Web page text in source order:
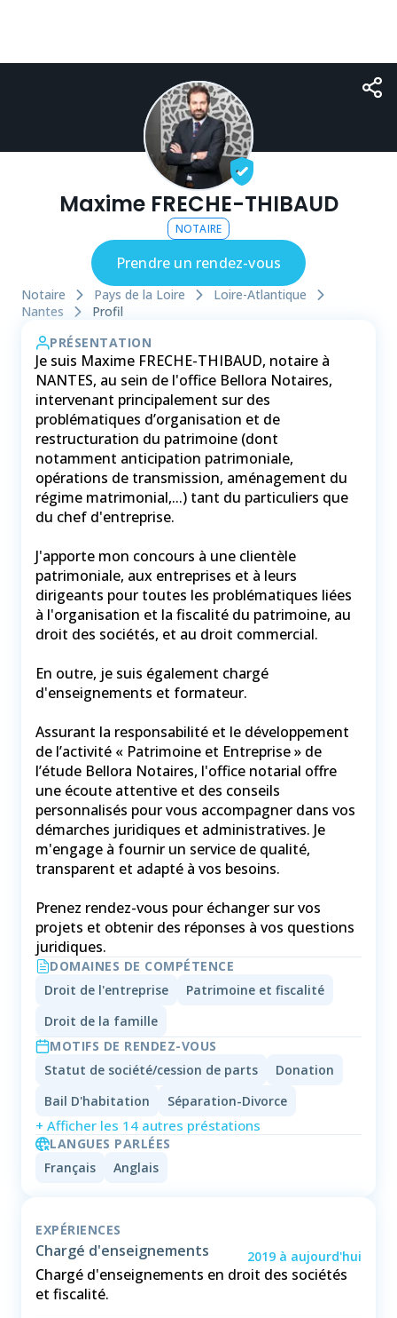
Maxime FRECHE-THIBAUD
NOTAIRE
Prendre un rendez-vous
Notaire Pays de la Loire
Loire-Atlantique
Nantes
Profil
PRÉSENTATION
Je suis Maxime FRECHE-THIBAUD, notaire à
NANTES, au sein de l'office Bellora Notaires,
intervenant principalement sur des
problématiques d’organisation et de
restructuration du patrimoine (dont
notamment anticipation patrimoniale,
opérations de transmission, aménagement du
régime matrimonial,...) tant du particuliers que
du chef d'entreprise.
J'apporte mon concours à une clientèle
patrimoniale, aux entreprises et à leurs
dirigeants pour toutes les problématiques liées
à l'organisation et la fiscalité du patrimoine, au
droit des sociétés, et au droit commercial.
En outre, je suis également chargé
d'enseignements et formateur.
Assurant la responsabilité et le développement
de l’activité « Patrimoine et Entreprise » de
l’étude Bellora Notaires, l'office notarial offre
une écoute attentive et des conseils
personnalisés pour vous accompagner dans vos
démarches juridiques et administratives. Je
m'engage à fournir un service de qualité,
transparent et adapté à vos besoins.
Prenez rendez-vous pour échanger sur vos
projets et obtenir des réponses à vos questions
juridiques.
DOMAINES DE COMPÉTENCE
Droit de l'entreprise
Patrimoine et fiscalité
Droit de la famille
MOTIFS DE RENDEZ-VOUS
Statut de société/cession de parts
Donation
Bail D'habitation
Séparation-Divorce
+ Afficher les 14 autres préstations
LANGUES PARLÉES
Français
Anglais
EXPÉRIENCES
Chargé d'enseignements 2019 à aujourd'hui
Chargé d'enseignements en droit des sociétés
et fiscalité.